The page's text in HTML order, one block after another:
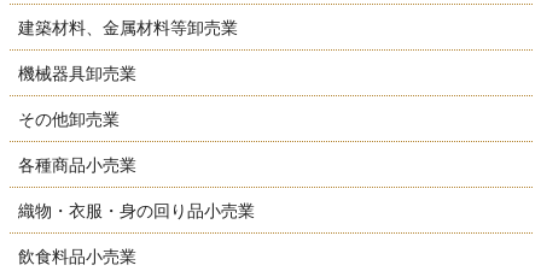
建築材料、金属材料等卸売業
機械器具卸売業
その他卸売業
各種商品小売業
織物・衣服・身の回り品小売業
飲食料品小売業